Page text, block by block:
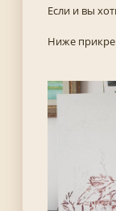
Если и вы
Ниже